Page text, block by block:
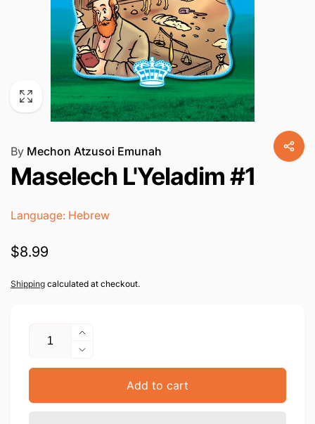
By Mechon Atzusoi Emunah
Maselech L'Yeladim #1
Language: Hebrew
Regular
$8.99
Shipping calculated at checkout.
Quantity
Increase
quantity
for
Maselech
Decrease
quantity
Maselech
Add to cart